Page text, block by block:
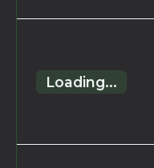
Loading...